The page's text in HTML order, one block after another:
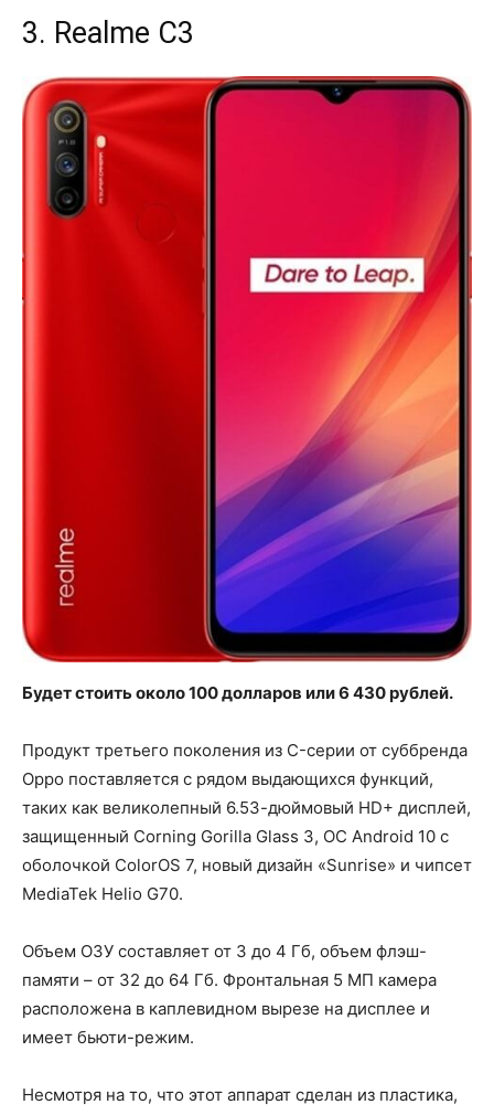
3. Realme C3
Будет стоить около 100 долларов или 6 430 рублей.
Продукт третьего поколения из C-серии от суббренда
Oppo поставляется с рядом выдающихся функций,
таких как великолепный 6.53-дюймовый HD+ дисплей,
защищенный Corning Gorilla Glass 3, ОС Android 10 с
оболочкой ColorOS 7, новый дизайн «Sunrise» и чипсет
MediaTek Helio G70.
Объем ОЗУ составляет от 3 до 4 Гб, объем флэш-
памяти – от 32 до 64 Гб. Фронтальная 5 МП камера
расположена в каплевидном вырезе на дисплее и
имеет бьюти-режим.
Несмотря на то, что этот аппарат сделан из пластика,